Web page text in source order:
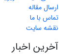
ارسال مقاله
تماس با ما
نقشه سایت
آخرین اخبار